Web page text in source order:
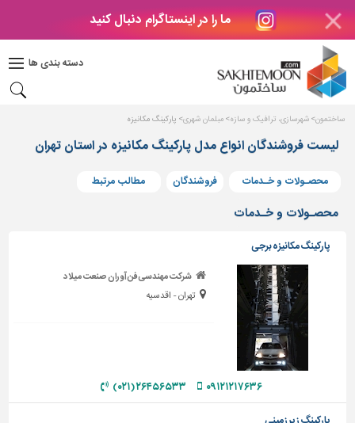
ما را در اینستاگرام دنبال کنید
دسته بندی ها
دکوراسیون
بتن
های
بتنی
و
پنجره
ساختمانی
پله،
نرده
حفاظ
دیوارپوش،
ساختمون شهرسازی، ترافیک و سازه مبلمان شهری پارکینگ مکانیزه
لیست فروشندگان انواع مدل پارکینگ مکانیزه در استان تهران
محصـولات و خـدمات فروشندگان مطالب مرتبط
محصـولات و خـدمات
پارکینگ مکانیزه برجی
شرکت مهندسی فن آوران صنعت میلاد
تهران - اقدسیه
۰۹۱۲۱۲۱۷۶۳۶ ۲۶۴۵۶۵۳۳ (۰۲۱)